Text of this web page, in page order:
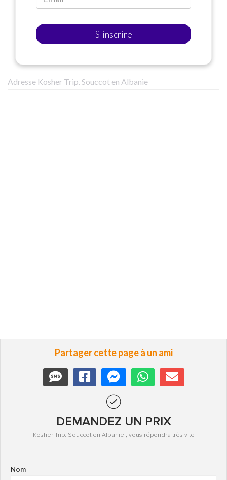
S'inscrire
Adresse Kosher Trip. Souccot en Albanie
Partager cette page à un ami
DEMANDEZ UN PRIX
Kosher Trip. Souccot en Albanie , vous répondra très vite
Nom